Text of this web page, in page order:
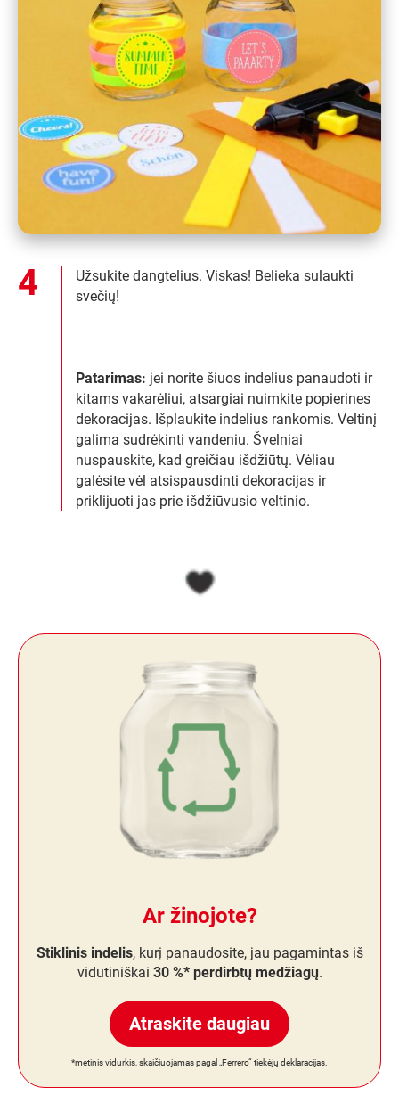
Užsukite dangtelius. Viskas! Belieka sulaukti
svečių!
Patarimas: jei norite šiuos indelius panaudoti ir
kitams vakarėliui, atsargiai nuimkite popierines
dekoracijas. Išplaukite indelius rankomis. Veltinį
galima sudrėkinti vandeniu. Švelniai
nuspauskite, kad greičiau išdžiūtų. Vėliau
galėsite vėl atsispausdinti dekoracijas ir
priklijuoti jas prie išdžiūvusio veltinio.
Ar žinojote?
Stiklinis indelis, kurį panaudosite, jau pagamintas iš
vidutiniškai 30 %* perdirbtų medžiagų.
Atraskite daugiau
*metinis vidurkis, skaičiuojamas pagal „Ferrero“ tiekėjų deklaracijas.